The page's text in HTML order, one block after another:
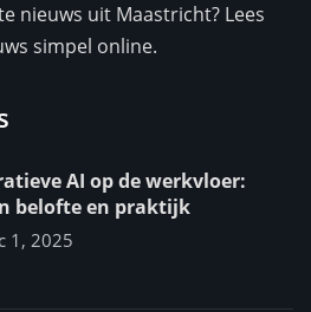
nieuws uit Maastricht? Lees
simpel online.
AI op de werkvloer:
belofte en praktijk
1, 2025